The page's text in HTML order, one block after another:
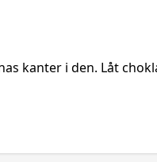
kanter i den. Låt